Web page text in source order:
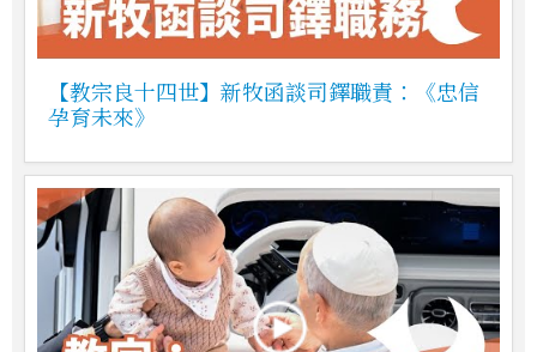
【教宗良十四世】新牧函談司鐸職責：《忠信
孕育未來》